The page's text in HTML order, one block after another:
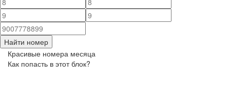
Найти номер
Красивые номера месяца
Как попасть в этот блок?